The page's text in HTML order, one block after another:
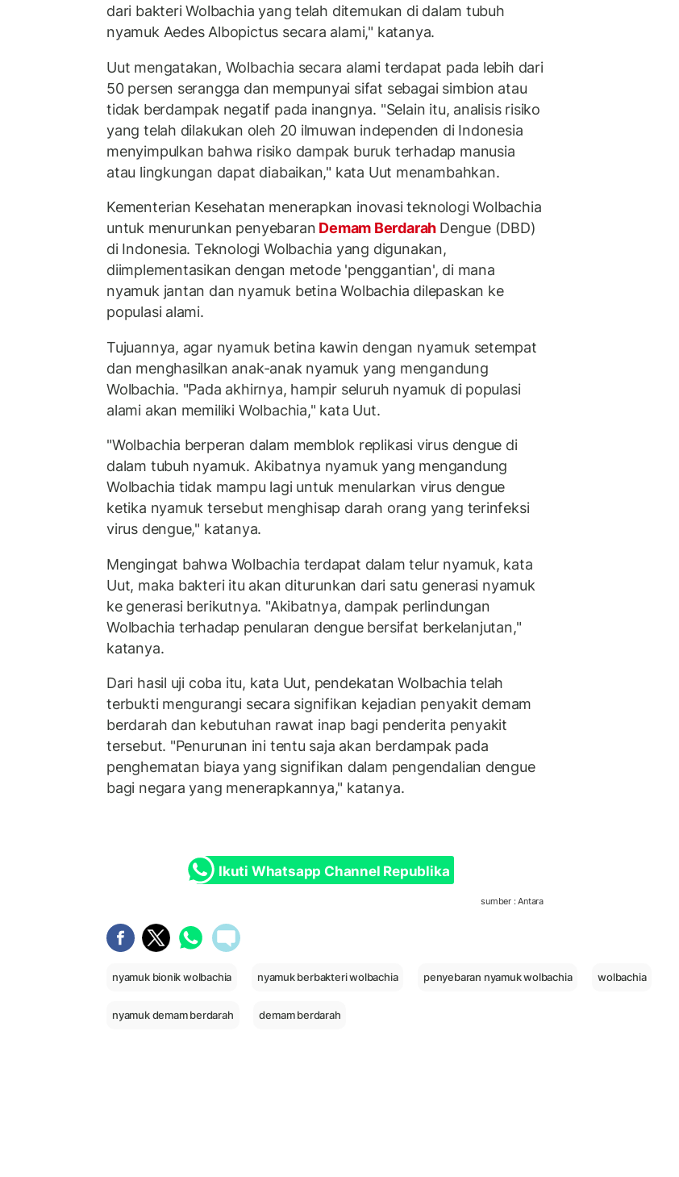
dari bakteri Wolbachia yang telah ditemukan di dalam tubuh
nyamuk Aedes Albopictus secara alami," katanya.
Uut mengatakan, Wolbachia secara alami terdapat pada lebih dari
50 persen serangga dan mempunyai sifat sebagai simbion atau
tidak berdampak negatif pada inangnya. "Selain itu, analisis risiko
yang telah dilakukan oleh 20 ilmuwan independen di Indonesia
menyimpulkan bahwa risiko dampak buruk terhadap manusia
atau lingkungan dapat diabaikan," kata Uut menambahkan.
Kementerian Kesehatan menerapkan inovasi teknologi Wolbachia
untuk menurunkan penyebaran Demam Berdarah Dengue (DBD)
di Indonesia. Teknologi Wolbachia yang digunakan,
diimplementasikan dengan metode 'penggantian', di mana
nyamuk jantan dan nyamuk betina Wolbachia dilepaskan ke
populasi alami.
Tujuannya, agar nyamuk betina kawin dengan nyamuk setempat
dan menghasilkan anak-anak nyamuk yang mengandung
Wolbachia. "Pada akhirnya, hampir seluruh nyamuk di populasi
alami akan memiliki Wolbachia," kata Uut.
"Wolbachia berperan dalam memblok replikasi virus dengue di
dalam tubuh nyamuk. Akibatnya nyamuk yang mengandung
Wolbachia tidak mampu lagi untuk menularkan virus dengue
ketika nyamuk tersebut menghisap darah orang yang terinfeksi
virus dengue," katanya.
Mengingat bahwa Wolbachia terdapat dalam telur nyamuk, kata
Uut, maka bakteri itu akan diturunkan dari satu generasi nyamuk
ke generasi berikutnya. "Akibatnya, dampak perlindungan
Wolbachia terhadap penularan dengue bersifat berkelanjutan,"
katanya.
Dari hasil uji coba itu, kata Uut, pendekatan Wolbachia telah
terbukti mengurangi secara signifikan kejadian penyakit demam
berdarah dan kebutuhan rawat inap bagi penderita penyakit
tersebut. "Penurunan ini tentu saja akan berdampak pada
penghematan biaya yang signifikan dalam pengendalian dengue
bagi negara yang menerapkannya," katanya.
Ikuti Whatsapp Channel Republika
sumber : Antara
nyamuk bionik wolbachia nyamuk berbakteri wolbachia penyebaran nyamuk wolbachia wolbachia
nyamuk demam berdarah demam berdarah